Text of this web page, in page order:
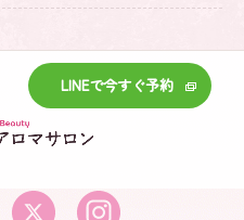
LINEで今すぐ予約